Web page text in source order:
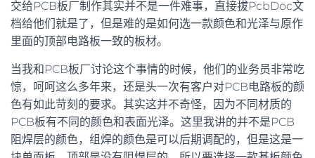
交给PCB板厂制作其实并不是一件难事，直接拔PcbDoc文
档给他们就是了，但是难的是如何选一款颜色和光泽与原作
里面的顶部电路板一致的板材。
当我和PCB板厂讨论这个事情的时候，他们的业务员非常吃
惊，呵呵这么多年来，还是头一次有客户对PCB电路板的颜
色有如此苛刻的要求。其实这并不奇怪，因为不同材质的
PCB板有不同的颜色和表面光泽。这里我讲的并不是PCB
阻焊层的颜色，组焊的颜色是可以后期调配的，但是这是一